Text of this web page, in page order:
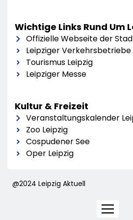
Wichtige Links Rund Um
Offizielle Webseite der
Leipziger Verkehrsbetriebe
Tourismus Leipzig
Leipziger Messe
Kultur & Freizeit
Veranstaltungskalender
Zoo Leipzig
Cospudener See
Oper Leipzig
@2024 Leipzig Aktuell